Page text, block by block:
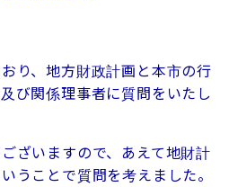
り、地方財政計画と本市の行
び関係理事者に質問をいたし
ざいますので、あえて地財計
うことで質問を考えました。